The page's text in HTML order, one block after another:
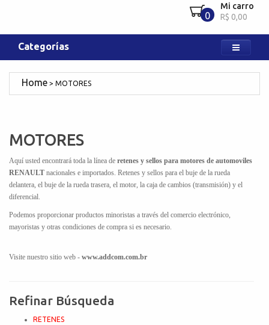
0
Mi carro
R$ 0,00
Categorías
MOTORES
MOTORES
Aquí usted encontrará toda la línea de retenes y sellos para motores de automoviles
RENAULT nacionales e importados. Retenes y sellos para el buje de la rueda
delantera, el buje de la rueda trasera, el motor, la caja de cambios (transmisión) y el
diferencial.
Podemos proporcionar productos minoristas a través del comercio electrónico,
mayoristas y otras condiciones de compra si es necesario.
Visite nuestro sitio web - www.addcom.com.br
Refinar Búsqueda
RETENES